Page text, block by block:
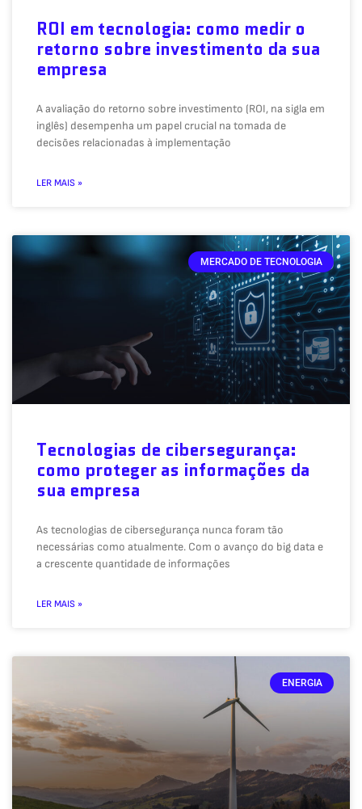
ROI em tecnologia: como medir o
retorno sobre investimento da sua
empresa
A avaliação do retorno sobre investimento (ROI, na sigla em
inglês) desempenha um papel crucial na tomada de
decisões relacionadas à implementação
LER MAIS »
MERCADO DE TECNOLOGIA
Tecnologias de cibersegurança:
como proteger as informações da
sua empresa
As tecnologias de cibersegurança nunca foram tão
necessárias como atualmente. Com o avanço do big data e
a crescente quantidade de informações
LER MAIS »
ENERGIA